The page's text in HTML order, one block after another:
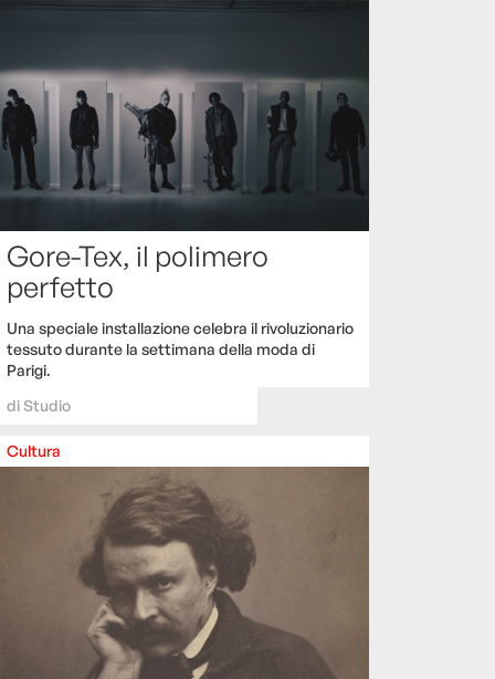
Gore-Tex, il polimero
perfetto
Una speciale installazione celebra il rivoluzionario
tessuto durante la settimana della moda di
Parigi.
diStudio
Cultura